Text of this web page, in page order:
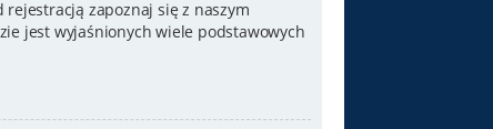
zapoznaj się z naszym
jest wyjaśnionych wiele podstawowych